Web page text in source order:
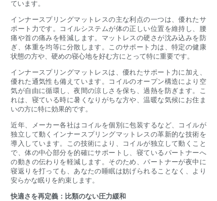
ています。
インナースプリングマットレスの主な利点の一つは、優れたサ
ポート力です。コイルシステムが体の正しい位置を維持し、腰
痛や首の痛みを軽減します。マットレスの硬さが沈み込みを防
ぎ、体重を均等に分散します。このサポート力は、特定の健康
状態の方や、硬めの寝心地を好む方にとって特に重要です。
インナースプリングマットレスは、優れたサポート力に加え、
優れた通気性も備えています。コイルのオープン構造により空
気が自由に循環し、夜間の涼しさを保ち、過熱を防ぎます。こ
れは、寝ている時に暑くなりがちな方や、温暖な気候にお住ま
いの方に特に効果的です。
近年、メーカー各社はコイルを個別に包装するなど、コイルが
独立して動くインナースプリングマットレスの革新的な技術を
導入しています。この技術により、コイルが独立して動くこと
で、体の中心部分を的確にサポートし、寝ているパートナーへ
の動きの伝わりを軽減します。そのため、パートナーが夜中に
寝返りを打っても、あなたの睡眠は妨げられることなく、より
安らかな眠りを約束します。
快適さを再定義：比類のない圧力緩和